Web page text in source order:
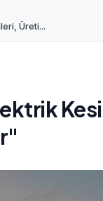
Üreti...